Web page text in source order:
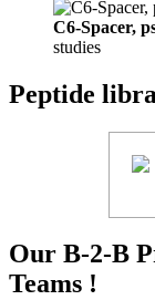
C6-Spacer,
studies
Peptide
Our B-2-B
Teams !